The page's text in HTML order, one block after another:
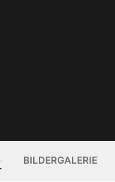
BILDERGALERIE